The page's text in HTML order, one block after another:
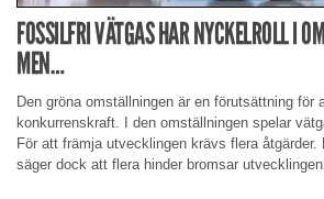
FOSSILFRI VÄTGAS HAR NYCKELROLL I
MEN…
Den gröna omställningen är en förutsättning för
konkurrenskraft. I den omställningen spelar
För att främja utvecklingen krävs flera åtgärder.
säger dock att flera hinder bromsar utvecklingen.